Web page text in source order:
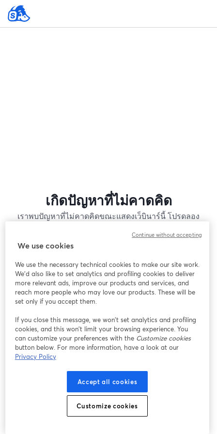
เกิดปัญหาที่ไม่คาดคิด
เราพบปัญหาที่ไม่คาดคิดขณะแสดงเว็บินาร์นี้ โปรดลอง
หากมีปัญหา
เปิดในแท็บใหม่
We use cookies
We use the necessary technical cookies to make our site work.
We'd also like to set analytics and profiling cookies to deliver
more relevant ads, improve our products and services, and
reach more people who may love our products. These will be
set only if you accept them.
If you close this message, we won’t set analytics and profiling
cookies, and this won’t limit your browsing experience. You
can customize your preferences with the Customize cookies
button below. For more information, have a look at our
Privacy Policy
Accept all cookies
Customize cookies
Continue without accepting